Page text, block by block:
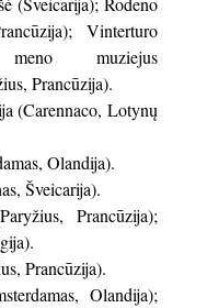
Vinterturo
muziejus
Prancūzija).
(Carennaco, Lotynų
Olandija).
Šveicarija).
Prancūzija);
Prancūzija).
Olandija);